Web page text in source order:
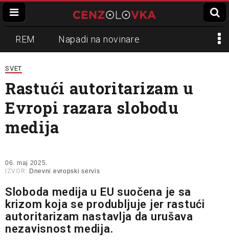
REM Napadi na novinare
Zvučni top
Propaganda Lokalni mediji
Informer Slavko Ćuruvija
SVET
Rastući autoritarizam u
Evropi razara slobodu
medija
06. maj 2025.
IZVOR: Dnevni evropski servis
Sloboda medija u EU suočena je sa
krizom koja se produbljuje jer rastući
autoritarizam nastavlja da urušava
nezavisnost medija.